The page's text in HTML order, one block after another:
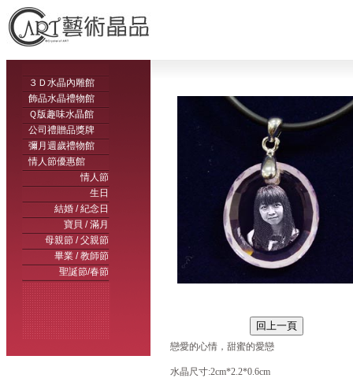
３Ｄ水晶內雕館
飾品水晶禮物館
Ｑ版趣味水晶館
公司禮贈品獎牌
彌月週歲禮物館
情人節優惠館
情人節
生日
結婚 / 紀念日
寶貝 / 滿月
母親節 / 父親節
畢業 / 教師節
聖誕節/春節
戀愛的心情，甜蜜的愛戀
水晶尺寸:2cm*2.2*0.6cm